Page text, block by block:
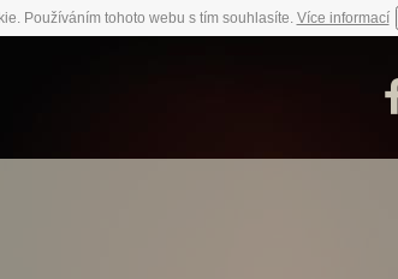
Používáním tohoto webu s tím souhlasíte. Více informací